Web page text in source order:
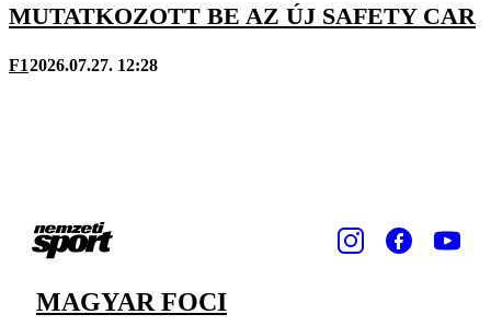
MUTATKOZOTT BE AZ ÚJ SAFETY CAR
F12026.07.27. 12:28
MAGYAR FOCI